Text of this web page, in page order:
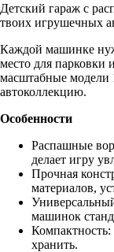
Детский гараж с
твоих игрушечных
Каждой машинке
место для парковки
масштабные модели
автоколлекцию.
Особенности
Распашные
делает игру
Прочная
материалов,
машинок
Компактность:
хранить.